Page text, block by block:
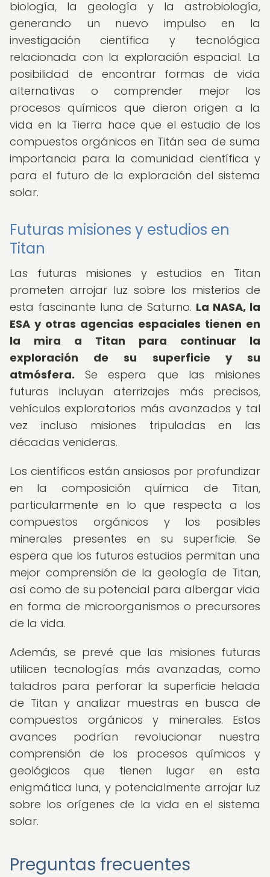
biología, la geología y la astrobiología,
generando un nuevo impulso en la
investigación científica y tecnológica
relacionada con la exploración espacial. La
posibilidad de encontrar formas de vida
alternativas o comprender mejor los
procesos químicos que dieron origen a la
vida en la Tierra hace que el estudio de los
compuestos orgánicos en Titán sea de suma
importancia para la comunidad científica y
para el futuro de la exploración del sistema
solar.
Futuras misiones y estudios en
Titan
Las futuras misiones y estudios en Titan
prometen arrojar luz sobre los misterios de
esta fascinante luna de Saturno. La NASA, la
ESA y otras agencias espaciales tienen en
la mira a Titan para continuar la
exploración de su superficie y su
atmósfera. Se espera que las misiones
futuras incluyan aterrizajes más precisos,
vehículos exploratorios más avanzados y tal
vez incluso misiones tripuladas en las
décadas venideras.
Los científicos están ansiosos por profundizar
en la composición química de Titan,
particularmente en lo que respecta a los
compuestos orgánicos y los posibles
minerales presentes en su superficie. Se
espera que los futuros estudios permitan una
mejor comprensión de la geología de Titan,
así como de su potencial para albergar vida
en forma de microorganismos o precursores
de la vida.
Además, se prevé que las misiones futuras
utilicen tecnologías más avanzadas, como
taladros para perforar la superficie helada
de Titan y analizar muestras en busca de
compuestos orgánicos y minerales. Estos
avances podrían revolucionar nuestra
comprensión de los procesos químicos y
geológicos que tienen lugar en esta
enigmática luna, y potencialmente arrojar luz
sobre los orígenes de la vida en el sistema
solar.
Preguntas frecuentes